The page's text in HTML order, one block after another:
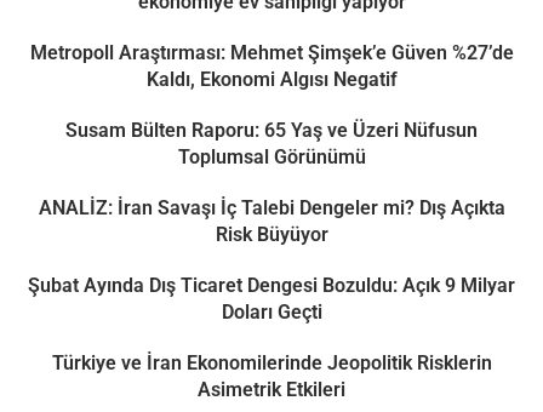
Metropoll Araştırması: Mehmet Şimşek’e Güven %27’de
Kaldı, Ekonomi Algısı Negatif
Susam Bülten Raporu: 65 Yaş ve Üzeri Nüfusun
Toplumsal Görünümü
ANALİZ: İran Savaşı İç Talebi Dengeler mi? Dış Açıkta
Risk Büyüyor
Şubat Ayında Dış Ticaret Dengesi Bozuldu: Açık 9 Milyar
Doları Geçti
Türkiye ve İran Ekonomilerinde Jeopolitik Risklerin
Asimetrik Etkileri